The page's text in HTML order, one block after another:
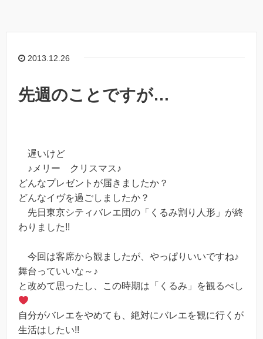
2013.12.26
先週のことですが…
遅いけど
♪メリー クリスマス♪
どんなプレゼントが届きましたか？
どんなイヴを過ごしましたか？
先日東京シティバレエ団の「くるみ割り人形」が終
わりました!!
今回は客席から観ましたが、やっぱりいいですね♪
舞台っていいな～♪
と改めて思ったし、この時期は「くるみ」を観るべし
自分がバレエをやめても、絶対にバレエを観に行くが
生活はしたい!!